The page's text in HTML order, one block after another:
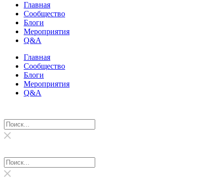
Главная
Сообщество
Блоги
Мероприятия
Q&A
Главная
Сообщество
Блоги
Мероприятия
Q&A